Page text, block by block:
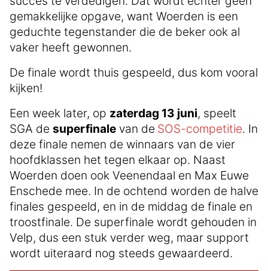
gemakkelijke opgave, want Woerden is een
geduchte tegenstander die de beker ook al
vaker heeft gewonnen.
De finale wordt thuis gespeeld, dus kom vooral
kijken!
Een week later, op zaterdag 13 juni, speelt
SGA de superfinale van de SOS-competitie. In
deze finale nemen de winnaars van de vier
hoofdklassen het tegen elkaar op. Naast
Woerden doen ook Veenendaal en Max Euwe
Enschede mee. In de ochtend worden de halve
finales gespeeld, en in de middag de finale en
troostfinale. De superfinale wordt gehouden in
Velp, dus een stuk verder weg, maar support
wordt uiteraard nog steeds gewaardeerd.